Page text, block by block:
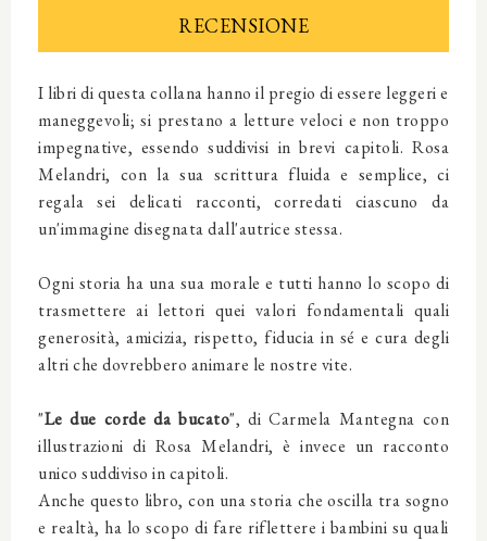
RECENSIONE
I libri di questa collana hanno il pregio di essere leggeri e
maneggevoli; si prestano a letture veloci e non troppo
impegnative, essendo suddivisi in brevi capitoli. Rosa
Melandri, con la sua scrittura fluida e semplice, ci
regala sei delicati racconti, corredati ciascuno da
un'immagine disegnata dall'autrice stessa.
Ogni storia ha una sua morale e tutti hanno lo scopo di
trasmettere ai lettori quei valori fondamentali quali
generosità, amicizia, rispetto, fiducia in sé e cura degli
altri che dovrebbero animare le nostre vite.
"Le due corde da bucato", di Carmela Mantegna con
illustrazioni di Rosa Melandri, è invece un racconto
unico suddiviso in capitoli.
Anche questo libro, con una storia che oscilla tra sogno
e realtà, ha lo scopo di fare riflettere i bambini su quali